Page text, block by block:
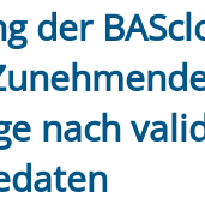
der
nach